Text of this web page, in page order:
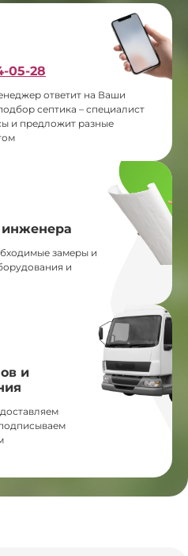
05-28
ответит на Ваши
септика – специалист
и предложит разные
замеры и
и
и